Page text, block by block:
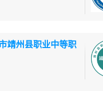
靖州县职业中等职